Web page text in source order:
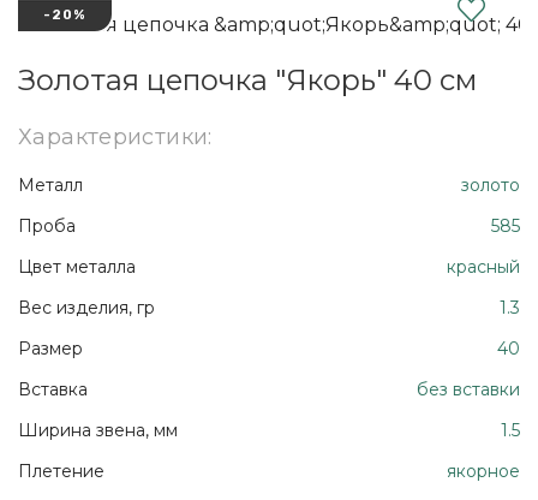
Золотая цепочка "Якорь" 40 см
-20%
Характеристики:
Металл
золото
Проба
585
Цвет металла
красный
Вес изделия, гр
1.3
Размер
40
Вставка
без вставки
Ширина звена, мм
1.5
Плетение
якорное